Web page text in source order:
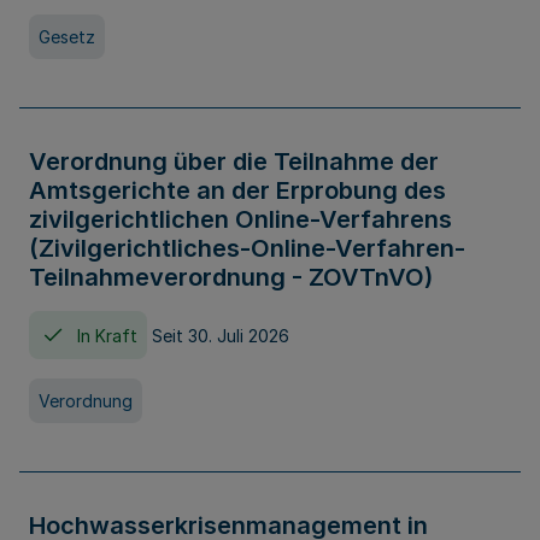
Gesetz
Verordnung über die Teilnahme der
Amtsgerichte an der Erprobung des
zivilgerichtlichen Online-Verfahrens
(Zivilgerichtliches-Online-Verfahren-
Teilnahmeverordnung - ZOVTnVO)
In Kraft Seit 30. Juli 2026
Verordnung
Hochwasserkrisenmanagement in